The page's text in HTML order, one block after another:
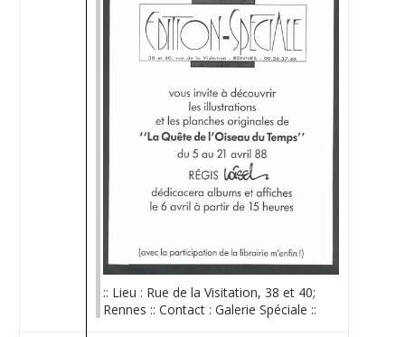
:: Lieu : Rue de la Visitation, 38 et 40;
Rennes :: Contact : Galerie Spéciale ::